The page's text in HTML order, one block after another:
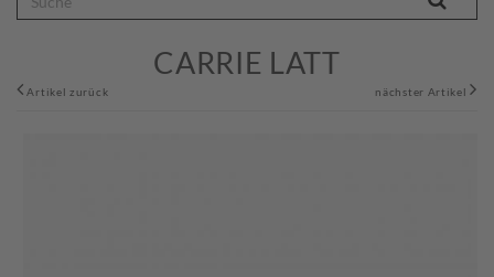
CARRIE LATT
Artikel zurück nächster Artikel